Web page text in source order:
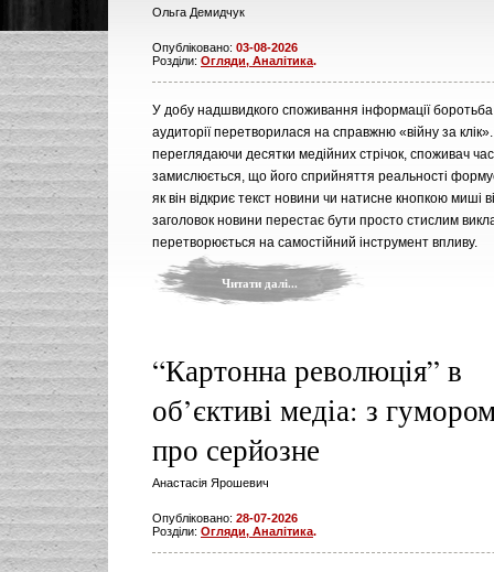
Ольга Демидчук
Опубліковано: 03-08-2026
Розділи: Огляди, Аналітика.
У добу надшвидкого споживання інформації боротьба
аудиторії перетворилася на справжню «війну за
переглядаючи десятки медійних стрічок, споживач
замислюється, що його сприйняття реальності
як він відкриє текст новини чи натисне кнопкою миші
заголовок новини перестає бути просто стислим
перетворюється на самостійний інструмент впливу.
Читати далі...
“Картонна революція” в
об’єктиві медіа: з
про серйозне
Анастасія Ярошевич
Опубліковано: 28-07-2026
Розділи: Огляди, Аналітика.